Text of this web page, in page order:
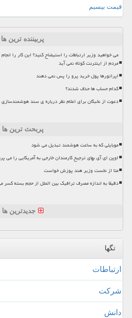
قیمت بیسیم
پربیننده ترین ها
می خواهید وزیر ارتباطات را استیضاح کنید؟ این کار را
مردم از اینترنت کوتاه نمی آید
اپراتورها پول خرید پرو را پس نمی دهند
کدام حساب ها حذف شدند؟
دعوت از نخبگان برای اعلام نظر درباره ی سند
پربحث ترین ها
موبایلی که به ساعت هوشمند تبدیل می شود
اوپن ای آی بهای ترجیح کارمندان خارجی به آمریکایی را می
متا از نخست وزیر هند پوزش خواست
دقیقا به اندازه مصرف ترافیک بین الملل از حجم بسته کسر
جدیدترین ها
تگها
ارتباطات
شركت
دانش